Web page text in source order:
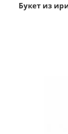
Букет из